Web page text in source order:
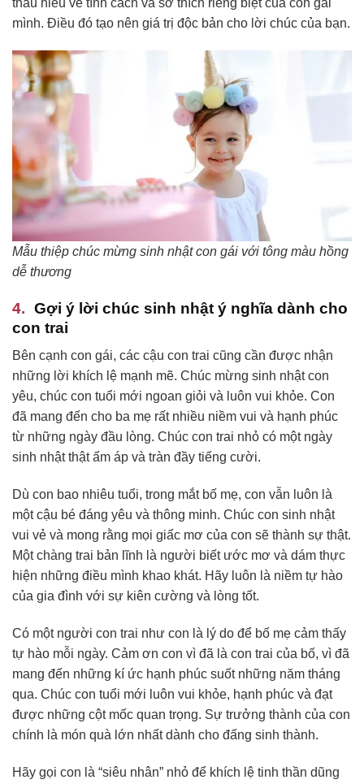
thấu hiểu về tính cách và sở thích riêng biệt của con gái
mình. Điều đó tạo nên giá trị độc bản cho lời chúc của bạn.
Mẫu thiệp chúc mừng sinh nhật con gái với tông màu hồng
dễ thương
Gợi ý lời chúc sinh nhật ý nghĩa dành cho
con trai
Bên cạnh con gái, các cậu con trai cũng cần được nhận
những lời khích lệ mạnh mẽ. Chúc mừng sinh nhật con
yêu, chúc con tuổi mới ngoan giỏi và luôn vui khỏe. Con
đã mang đến cho ba mẹ rất nhiều niềm vui và hạnh phúc
từ những ngày đầu lòng. Chúc con trai nhỏ có một ngày
sinh nhật thật ấm áp và tràn đầy tiếng cười.
Dù con bao nhiêu tuổi, trong mắt bố mẹ, con vẫn luôn là
một cậu bé đáng yêu và thông minh. Chúc con sinh nhật
vui vẻ và mong rằng mọi giấc mơ của con sẽ thành sự thật.
Một chàng trai bản lĩnh là người biết ước mơ và dám thực
hiện những điều mình khao khát. Hãy luôn là niềm tự hào
của gia đình với sự kiên cường và lòng tốt.
Có một người con trai như con là lý do để bố mẹ cảm thấy
tự hào mỗi ngày. Cảm ơn con vì đã là con trai của bố, vì đã
mang đến những kí ức hạnh phúc suốt những năm tháng
qua. Chúc con tuổi mới luôn vui khỏe, hạnh phúc và đạt
được những cột mốc quan trọng. Sự trưởng thành của con
chính là món quà lớn nhất dành cho đấng sinh thành.
Hãy gọi con là “siêu nhân” nhỏ để khích lệ tinh thần dũng